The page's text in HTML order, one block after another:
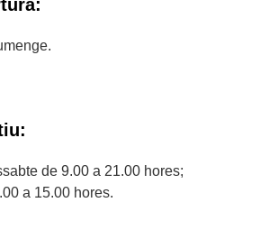
de 9.00 a 21.00 hores;
a 15.00 hores.